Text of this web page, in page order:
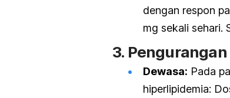
dengan respon
mg sekali sehari.
3.
Dewasa: Pada
hiperlipidemia: